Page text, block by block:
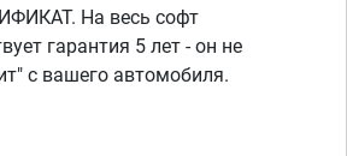
На весь софт
гарантия 5 лет - он не
с вашего автомобиля.